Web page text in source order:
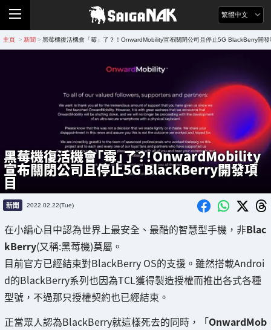
繁體中文
主頁 > 新聞 > 黑莓機復活機會「霉」了？！OnwardMobility宣布關閉公司且停止5G BlackBerry開發
黑莓機復活機會「霉」了？！OnwardMobility
宣布關閉公司且停止5G BlackBerry開發項
目
新聞 2022.02.22(Tue)
在小編心目中認為世界上最安全、最酷的智慧型手機，非Blac
kBerry(又稱:黑莓機)莫屬。
目前官方已經結束對BlackBerry OS的支援。雖然搭載Androi
d的BlackBerry系列也因為TCL獲得製造授權而推出各式各種
型號，不過那只授權契約也已經結束。
正當眾人認為BlackBerry就這樣死去的同時，「OnwardMob